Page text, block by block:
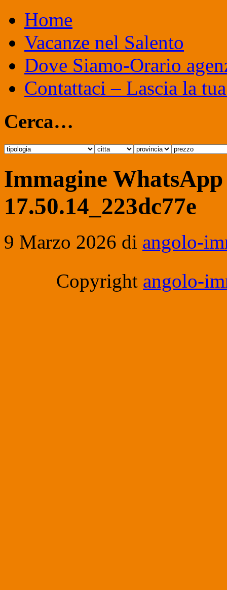
Home
Vacanze nel Salento
Dove Siamo-Orario
Contattaci – Lascia la
Cerca…
Immagine WhatsApp
17.50.14_223dc77e
9 Marzo 2026 di angolo-
Copyright angolo-